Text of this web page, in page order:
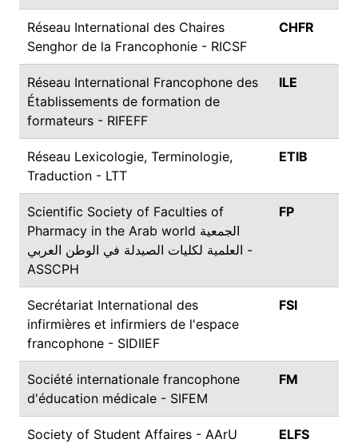
Réseau International des Chaires
Senghor de la Francophonie - RICSF
CHFR
Réseau International Francophone des
Établissements de formation de
formateurs - RIFEFF
ILE
Réseau Lexicologie, Terminologie,
Traduction - LTT
ETIB
Scientific Society of Faculties of
Pharmacy in the Arab world الجمعية
العلمية لكليات الصيدلة في الوطن العربي -
ASSCPH
FP
Secrétariat International des
infirmières et infirmiers de l'espace
francophone - SIDIIEF
FSI
Société internationale francophone
d'éducation médicale - SIFEM
FM
Society of Student Affaires - AArU ELFS